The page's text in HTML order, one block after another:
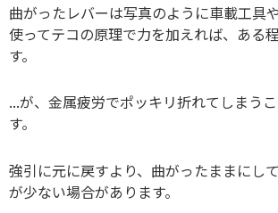
曲がったレバーは写真のように車載工具
使ってテコの原理で力を加えれば、ある
す。
...が、金属疲労でポッキリ折れてしまう
す。
強引に元に戻すより、曲がったままにし
が少ない場合があります。